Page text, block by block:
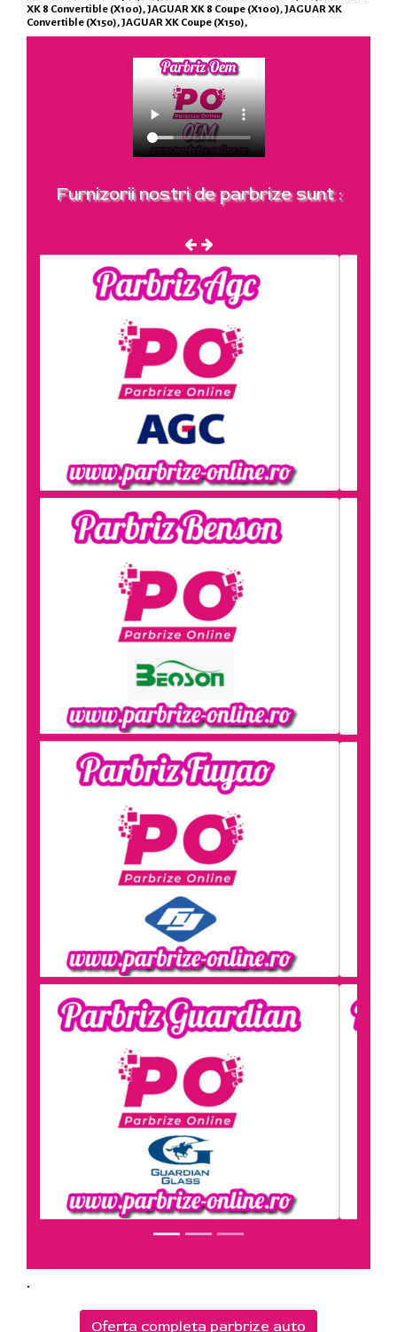
XK 8 Convertible (X100), JAGUAR XK 8 Coupe (X100), JAGUAR XK
Convertible (X150), JAGUAR XK Coupe (X150),
Furnizorii nostri de parbrize sunt :
.
Oferta completa parbrize auto